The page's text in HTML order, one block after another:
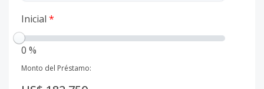
Inicial *
0 %
Monto del Préstamo: